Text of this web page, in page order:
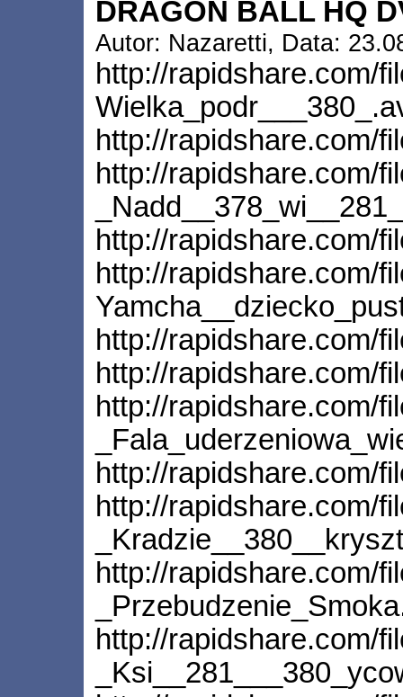
DRAGON BALL HQ
Autor: Nazaretti, Data:
http://rapidshare.com/
http://rapidshare.com/
http://rapidshare.com/
http://rapidshare.com/
http://rapidshare.com/
http://rapidshare.com/
http://rapidshare.com/
http://rapidshare.com/
http://rapidshare.com/
http://rapidshare.com/
http://rapidshare.com/
http://rapidshare.com/